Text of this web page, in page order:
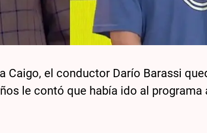
Caigo, el conductor Darío Barassi
le contó que había ido al programa